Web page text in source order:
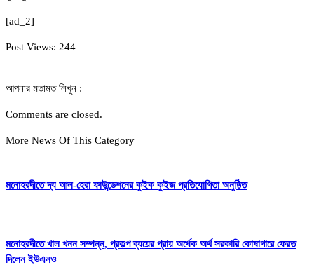
[ad_2]
Post Views: 244
আপনার মতামত লিখুন :
Comments are closed.
More News Of This Category
মনোহরদীতে দ্য আল-হেরা ফাউন্ডেশনের কুইক কুইজ প্রতিযোগিতা অনুষ্ঠিত
মনোহরদীতে খাল খনন সম্পন্ন, প্রকল্প ব্যয়ের প্রায় অর্ধেক অর্থ সরকারি কোষাগারে ফেরত
দিলেন ইউএনও